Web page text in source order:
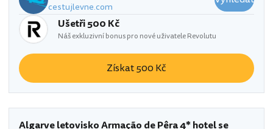
cestujlevne.com
Ušetři 500 Kč
Náš exkluzivní bonus pro nové uživatele Revolutu
Získat 500 Kč
Algarve letovisko Armação de Pêra 4* hotel se